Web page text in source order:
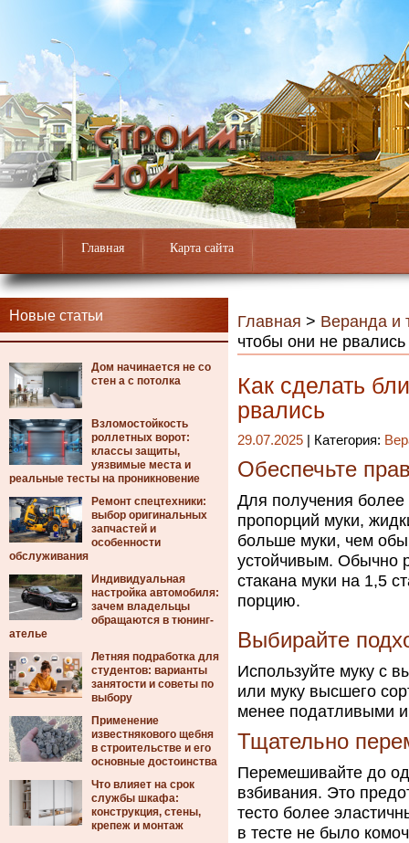
Главная Карта сайта
Новые статьи
Дом начинается не со
стен а с потолка
Взломостойкость
роллетных ворот:
классы защиты,
уязвимые места и
реальные тесты на проникновение
Ремонт спецтехники:
выбор оригинальных
запчастей и
особенности
обслуживания
Индивидуальная
настройка автомобиля:
зачем владельцы
обращаются в тюнинг-
ателье
Летняя подработка для
студентов: варианты
занятости и советы по
выбору
Применение
известнякового щебня
в строительстве и его
основные достоинства
Что влияет на срок
службы шкафа:
конструкция, стены,
крепеж и монтаж
Главная > Веранда и
чтобы они не рвались
Как сделать
рвались
29.07.2025 | Категория:
Обеспечьте
Для получения более
пропорций муки,
больше муки, чем
устойчивым. Обычно
стакана муки на 1,5
порцию.
Выбирайте
Используйте муку с
или муку высшего
менее податливыми
Тщательно
Перемешивайте до
взбивания. Это
тесто более
в тесте не было